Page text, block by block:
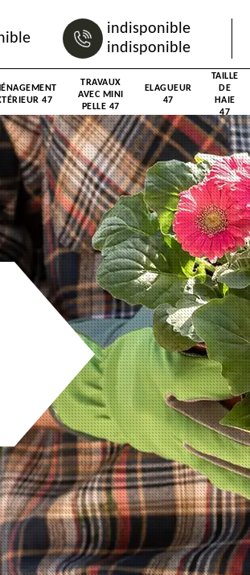
indisponible
indisponible
47
TRAVAUX
AVEC MINI
PELLE 47
ELAGUEUR
47
TAILLE
DE
HAIE
47